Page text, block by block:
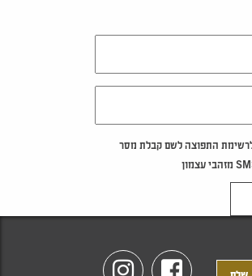
התפוצה לשם קבלת מסר
Facebook
Instagram